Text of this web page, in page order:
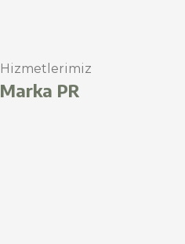
Hizmetlerimiz
Marka PR